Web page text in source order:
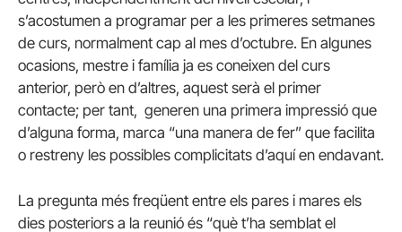
s’acostumen a programar per a les primeres setmanes
de curs, normalment cap al mes d’octubre. En algunes
ocasions, mestre i família ja es coneixen del curs
anterior, però en d’altres, aquest serà el primer
contacte; per tant, generen una primera impressió que
d’alguna forma, marca “una manera de fer” que facilita
o restreny les possibles complicitats d’aquí en endavant.
La pregunta més freqüent entre els pares i mares els
dies posteriors a la reunió és “què t’ha semblat el